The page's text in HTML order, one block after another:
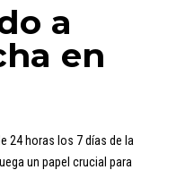
a
en
24 horas los 7 días de la
un papel crucial para